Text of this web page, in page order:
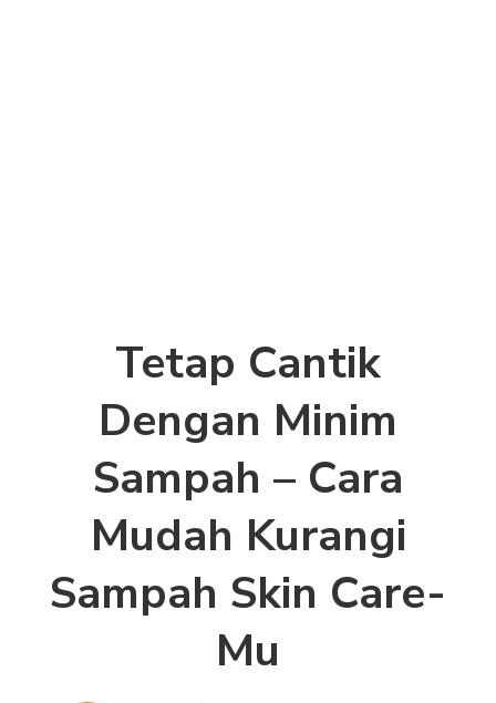
Tetap Cantik
Dengan Minim
Sampah – Cara
Mudah Kurangi
Sampah Skin Care-
Mu